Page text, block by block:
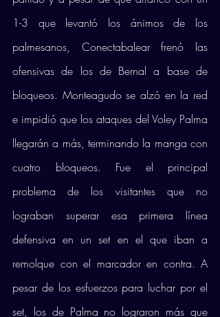
1-3 que levantó los ánimos de los
palmesanos, Conectabalear frenó las
ofensivas de los de Bernal a base de
bloqueos. Monteagudo se alzó en la red
e impidió que los ataques del Voley Palma
llegarán a más, terminando la manga con
cuatro bloqueos. Fue el principal
problema de los visitantes que no
lograban superar esa primera línea
defensiva en un set en el que iban a
remolque con el marcador en contra. A
pesar de los esfuerzos para luchar por el
set, los de Palma no lograron más que